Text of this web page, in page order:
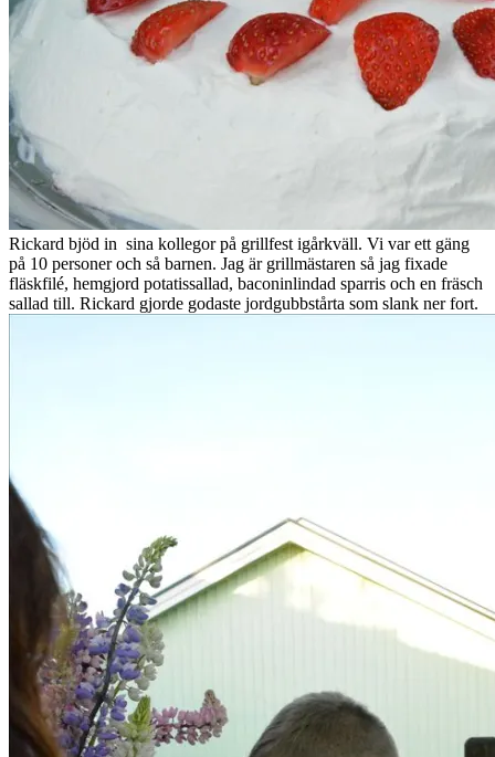
Rickard bjöd in sina kollegor på grillfest igårkväll. Vi var ett gäng
på 10 personer och så barnen. Jag är grillmästaren så jag fixade
fläskfilé, hemgjord potatissallad, baconinlindad sparris och en fräsch
sallad till. Rickard gjorde godaste jordgubbstårta som slank ner fort.